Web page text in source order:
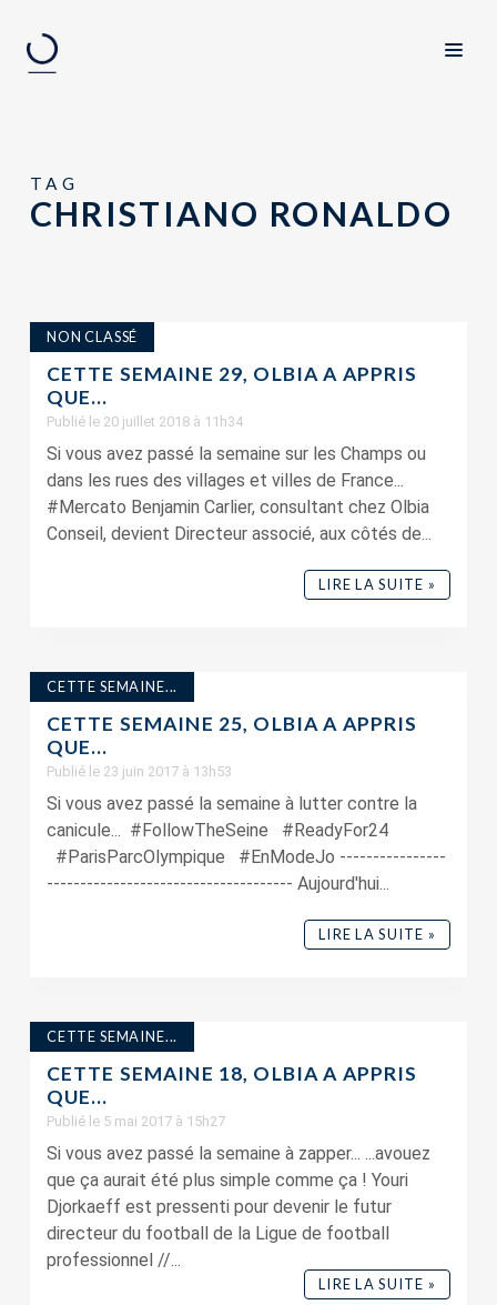
TAG
CHRISTIANO RONALDO
NON CLASSÉ
CETTE SEMAINE 29, OLBIA A APPRIS
QUE…
Publié le 20 juillet 2018 à 11h34
Si vous avez passé la semaine sur les Champs ou
dans les rues des villages et villes de France...
#Mercato Benjamin Carlier, consultant chez Olbia
Conseil, devient Directeur associé, aux côtés de...
LIRE LA SUITE »
CETTE SEMAINE...
CETTE SEMAINE 25, OLBIA A APPRIS
QUE…
Publié le 23 juin 2017 à 13h53
Si vous avez passé la semaine à lutter contre la
canicule... #FollowTheSeine #ReadyFor24
#ParisParcOlympique #EnModeJo ----------------
------------------------------------- Aujourd'hui...
LIRE LA SUITE »
CETTE SEMAINE...
CETTE SEMAINE 18, OLBIA A APPRIS
QUE…
Publié le 5 mai 2017 à 15h27
Si vous avez passé la semaine à zapper... ...avouez
que ça aurait été plus simple comme ça ! Youri
Djorkaeff est pressenti pour devenir le futur
directeur du football de la Ligue de football
professionnel //...
LIRE LA SUITE »